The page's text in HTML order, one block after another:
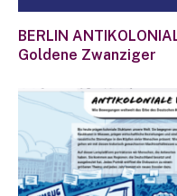
BERLIN
Goldene Zwanziger